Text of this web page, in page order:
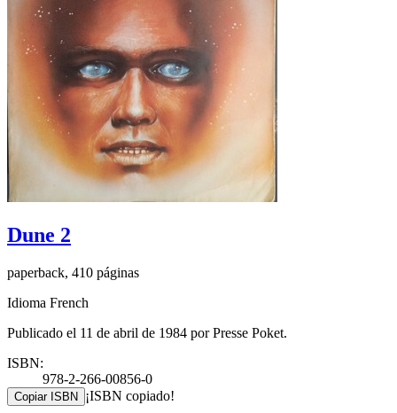
Dune 2
paperback, 410 páginas
Idioma French
Publicado el 11 de abril de 1984 por Presse Poket.
ISBN:
978-2-266-00856-0
Copiar ISBN ¡ISBN copiado!